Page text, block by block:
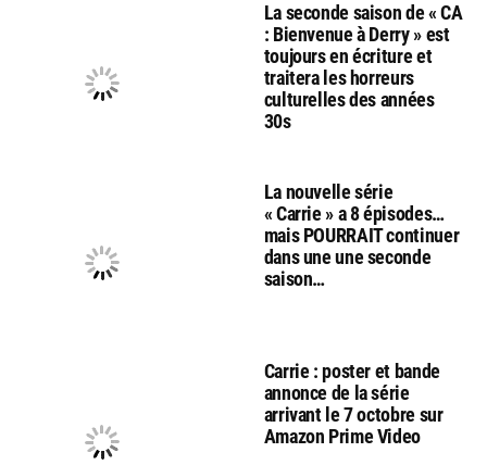
La seconde saison de « CA
: Bienvenue à Derry » est
toujours en écriture et
traitera les horreurs
culturelles des années
30s
La nouvelle série
« Carrie » a 8 épisodes…
mais POURRAIT continuer
dans une une seconde
saison…
Carrie : poster et bande
annonce de la série
arrivant le 7 octobre sur
Amazon Prime Video